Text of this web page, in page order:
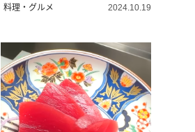
料理・グルメ 2024.10.19